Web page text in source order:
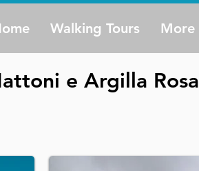
Walking Tours More
e Argilla Rosa